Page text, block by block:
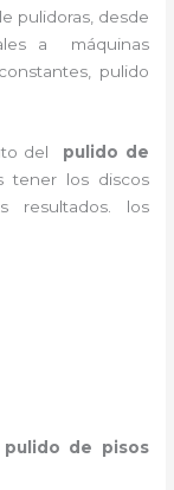
pulidoras, desde
a máquinas
pulido
del pulido de
tener los discos
resultados. los
pulido de pisos